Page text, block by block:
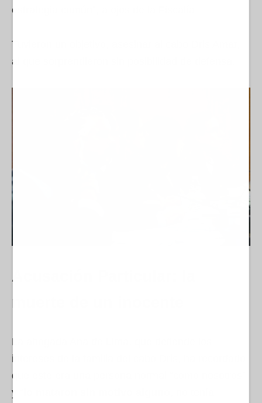
estrategia común”, a ojos de la Fiscalía.
Tuvieron un objetivo, asesinar al cabo Dris Amar,
al que sorprendieron sin posibilidad de defensa.
Acusación Particular: la
muerte de un inocente
La abogada Ana de Lima, que defiende los
intereses de la familia del cabo Dris, ha recordado
que este era una persona normal “como nosotros”
y “